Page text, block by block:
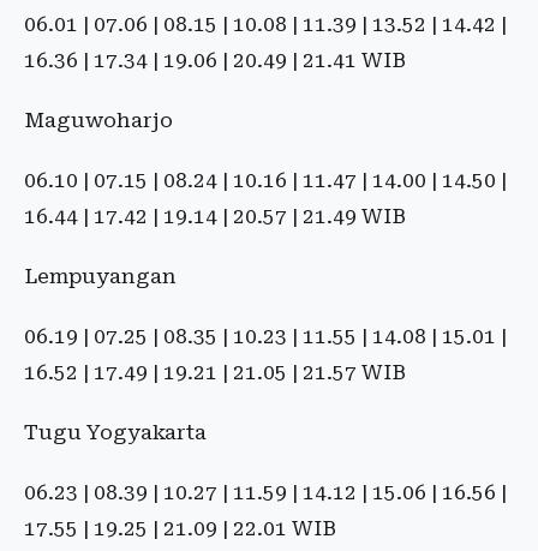
06.01 | 07.06 | 08.15 | 10.08 | 11.39 | 13.52 | 14.42 |
16.36 | 17.34 | 19.06 | 20.49 | 21.41 WIB
Maguwoharjo
06.10 | 07.15 | 08.24 | 10.16 | 11.47 | 14.00 | 14.50 |
16.44 | 17.42 | 19.14 | 20.57 | 21.49 WIB
Lempuyangan
06.19 | 07.25 | 08.35 | 10.23 | 11.55 | 14.08 | 15.01 |
16.52 | 17.49 | 19.21 | 21.05 | 21.57 WIB
Tugu Yogyakarta
06.23 | 08.39 | 10.27 | 11.59 | 14.12 | 15.06 | 16.56 |
17.55 | 19.25 | 21.09 | 22.01 WIB